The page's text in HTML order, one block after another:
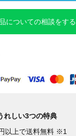
についての相談をする
れしい3つの特典
以上で送料無料 ※1